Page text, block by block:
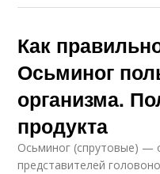
Как
Осьминог
организма.
продукта
Осьминог (спрутовые) —
представителей